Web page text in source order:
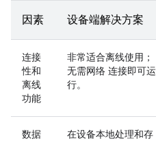
因素 设备端解决方案
连接
性和
离线
功能
非常适合离线使用；
无需网络 连接即可运
行。
数据
在设备本地处理和存